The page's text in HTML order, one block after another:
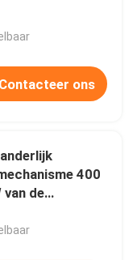
Contacteer ons
400
van de